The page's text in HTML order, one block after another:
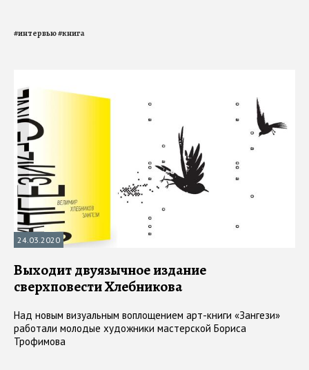
#интервью#книга
24.03.2020
Выходит двуязычное издание
сверхповести Хлебникова
Над новым визуальным воплощением арт-книги «Зангези»
работали молодые художники мастерской Бориса
Трофимова